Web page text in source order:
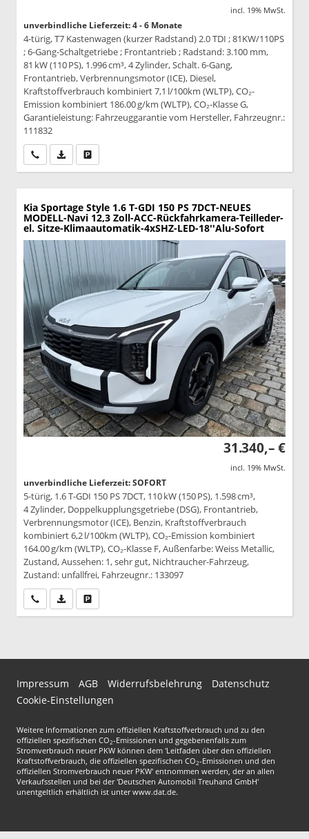
incl. 19% MwSt.
unverbindliche Lieferzeit: 4 - 6 Monate
4-türig, T7 Kastenwagen (kurzer Radstand) 2.0 TDI ; 81KW/110PS
; 6-Gang-Schaltgetriebe ; Frontantrieb ; Radstand: 3.100 mm,
81 kW (110 PS), 1.996 cm³, 4 Zylinder, Schalt. 6-Gang,
Frontantrieb, Verbrennungsmotor (ICE), Diesel,
Kraftstoffverbrauch kombiniert 7,1 l/100km (WLTP), CO₂-
Emission kombiniert 186.00 g/km (WLTP), CO₂-Klasse G,
Garantieleistung: Fahrzeuggarantie vom Hersteller, Fahrzeugnr.:
111832
Wir rufen Sie anPDF-Datei, Fahrzeugexposé drucken
Kia Sportage Style 1.6 T-GDI 150 PS 7DCT-NEUES
MODELL-Navi 12,3 Zoll-ACC-Rückfahrkamera-Teilleder-
el. Sitze-Klimaautomatik-4xSHZ-LED-18''Alu-Sofort
31.340,– €
incl. 19% MwSt.
unverbindliche Lieferzeit: SOFORT
5-türig, 1.6 T-GDI 150 PS 7DCT, 110 kW (150 PS), 1.598 cm³,
4 Zylinder, Doppelkupplungsgetriebe (DSG), Frontantrieb,
Verbrennungsmotor (ICE), Benzin, Kraftstoffverbrauch
kombiniert 6,2 l/100km (WLTP), CO₂-Emission kombiniert
164.00 g/km (WLTP), CO₂-Klasse F, Außenfarbe: Weiss Metallic,
Zustand, Aussehen: 1, sehr gut, Nichtraucher-Fahrzeug,
Zustand: unfallfrei, Fahrzeugnr.: 133097
Wir rufen Sie anPDF-Datei, Fahrzeugexposé drucken
Impressum AGB Widerrufsbelehrung
Datenschutz
Cookie-Einstellungen
Weitere Informationen zum offiziellen Kraftstoffverbrauch und zu den
offiziellen spezifischen CO2-Emissionen und gegebenenfalls zum
Stromverbrauch neuer PKW können dem 'Leitfaden über den offiziellen
Kraftstoffverbrauch, die offiziellen spezifischen CO2-Emissionen und den
offiziellen Stromverbrauch neuer PKW' entnommen werden, der an allen
Verkaufsstellen und bei der 'Deutschen Automobil Treuhand GmbH'
unentgeltlich erhältlich ist unter www.dat.de.